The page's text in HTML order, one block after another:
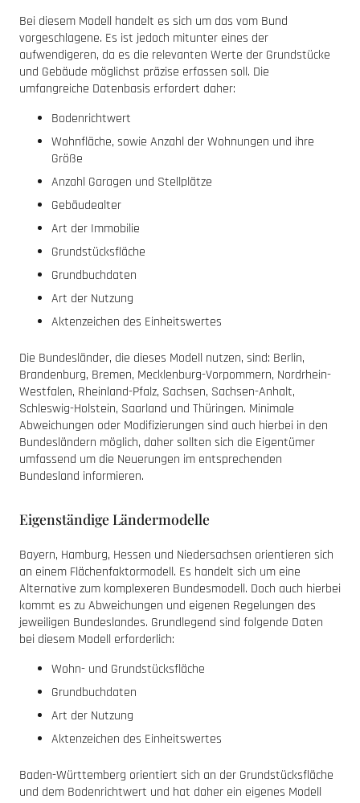
Bei diesem Modell handelt es sich um das vom Bund
vorgeschlagene. Es ist jedoch mitunter eines der
aufwendigeren, da es die relevanten Werte der Grundstücke
und Gebäude möglichst präzise erfassen soll. Die
umfangreiche Datenbasis erfordert daher:
Bodenrichtwert
Wohnfläche, sowie Anzahl der Wohnungen und ihre
Größe
Anzahl Garagen und Stellplätze
Gebäudealter
Art der Immobilie
Grundstücksfläche
Grundbuchdaten
Art der Nutzung
Aktenzeichen des Einheitswertes
Die Bundesländer, die dieses Modell nutzen, sind: Berlin,
Brandenburg, Bremen, Mecklenburg-Vorpommern, Nordrhein-
Westfalen, Rheinland-Pfalz, Sachsen, Sachsen-Anhalt,
Schleswig-Holstein, Saarland und Thüringen. Minimale
Abweichungen oder Modifizierungen sind auch hierbei in den
Bundesländern möglich, daher sollten sich die Eigentümer
umfassend um die Neuerungen im entsprechenden
Bundesland informieren.
Eigenständige Ländermodelle
Bayern, Hamburg, Hessen und Niedersachsen orientieren sich
an einem Flächenfaktormodell. Es handelt sich um eine
Alternative zum komplexeren Bundesmodell. Doch auch hierbei
kommt es zu Abweichungen und eigenen Regelungen des
jeweiligen Bundeslandes. Grundlegend sind folgende Daten
bei diesem Modell erforderlich:
Wohn- und Grundstücksfläche
Grundbuchdaten
Art der Nutzung
Aktenzeichen des Einheitswertes
Baden-Württemberg orientiert sich an der Grundstücksfläche
und dem Bodenrichtwert und hat daher ein eigenes Modell